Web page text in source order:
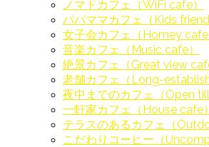
ノマドカフェ（WiFi cafe）
パパママカフェ（Kids
女子会カフェ（Homey cafe
音楽カフェ（Music cafe）
絶景カフェ（Great view
老舗カフェ（Long-
夜中までのカフェ（Open
一軒家カフェ（House cafe）
テラスのあるカフェ（
こだわりコーヒー（